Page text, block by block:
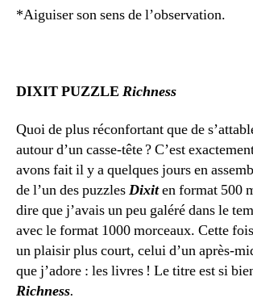
*Aiguiser son sens de l’observation.
DIXIT PUZZLE Richness
Quoi de plus réconfortant que de
autour d’un casse-tête ? C’est
avons fait il y a quelques jours en
de l’un des puzzlesDixiten format 500
dire que j’avais un peu galéré dans le
avec le format 1000 morceaux. Cette
un plaisir plus court, celui d’un après-
que j’adore : les livres ! Le titre est si
Richness.